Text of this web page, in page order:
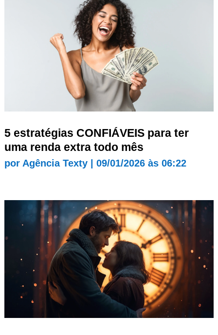
5 estratégias CONFIÁVEIS para ter
uma renda extra todo mês
por Agência Texty| 09/01/2026 às 06:22